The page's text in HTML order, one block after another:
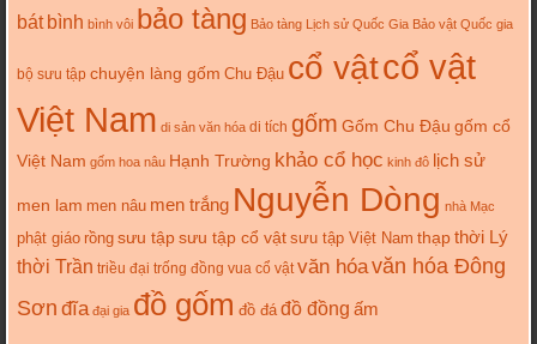
bát bình bình vôi bảo tàng Bảo tàng Lịch sử Quốc Gia Bảo vật Quốc gia
bộ sưu tập chuyện làng gốm Chu Đậu cổ vậtcổ vật
Việt Nam di sản văn hóa di tích gốm Gốm Chu Đậu gốm cổ
Việt Nam gốm hoa nâu Hạnh Trường khảo cổ học kinh đô lịch sử
men lam men nâu men trắng Nguyễn Dòng nhà Mạc
phật giáo rồng sưu tập sưu tập cổ vật sưu tập Việt Nam thạp thời Lý
thời Trần triều đại trống đồng vua cổ vật văn hóavăn hóa Đông
Sơn đĩa đại gia đồ gốm đồ đá đồ đồng ấm